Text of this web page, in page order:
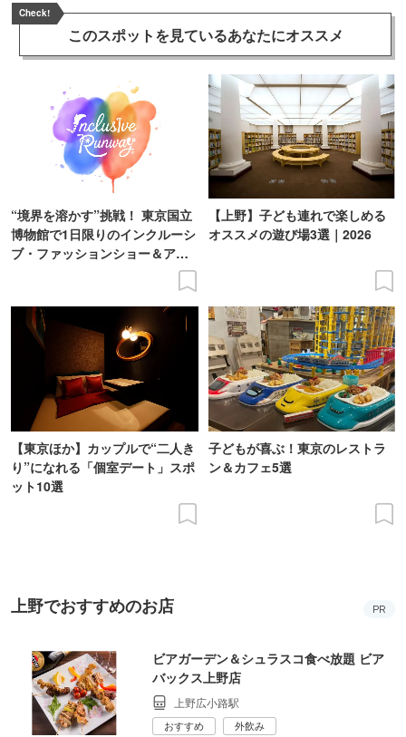
Check!
このスポットを見ているあなたにオススメ
“境界を溶かす”挑戦！ 東京国立
博物館で1日限りのインクルーシ
ブ・ファッションショー＆アー
【上野】子ども連れで楽しめる
オススメの遊び場3選｜2026
【東京ほか】カップルで“二人き
り”になれる「個室デート」スポ
ット10選
子どもが喜ぶ！東京のレストラ
ン＆カフェ5選
上野でおすすめのお店 PR
ビアガーデン＆シュラスコ食べ放題 ビア
バックス上野店
上野広小路駅
おすすめ 外飲み